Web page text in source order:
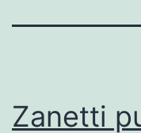
Zanetti